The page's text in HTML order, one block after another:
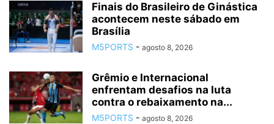
Finais do Brasileiro de Ginástica
acontecem neste sábado em
Brasília
M5PORTS - agosto 8, 2026
Grêmio e Internacional
enfrentam desafios na luta
contra o rebaixamento na...
M5PORTS - agosto 8, 2026